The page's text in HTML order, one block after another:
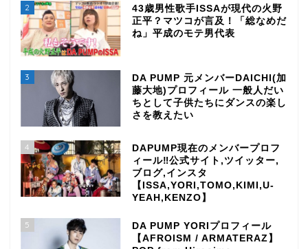
2
43歳男性歌手ISSAが現代の火野
正平？マツコが言及！「総なめだ
ね」平成のモテ男代表
3
DA PUMP 元メンバーDAICHI(加
藤大地)プロフィール 一般人だい
ちとして子供たちにダンスの楽し
さを教えたい
4
DAPUMP現在のメンバープロフ
ィール‼公式サイト,ツイッター,
ブログ,インスタ
【ISSA,YORI,TOMO,KIMI,U-
YEAH,KENZO】
5
DA PUMP YORIプロフィール
【AFROISM / ARMATERAZ】